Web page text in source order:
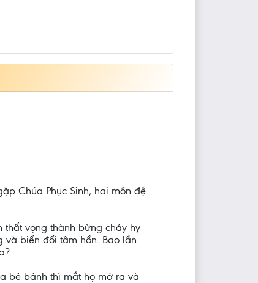
Chúa Phục Sinh, hai môn đệ
thất vọng thành bừng cháy hy
và biến đổi tâm hồn. Bao lần
bẻ bánh thì mắt họ mở ra và